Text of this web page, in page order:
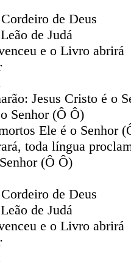
de Deus
de Judá
e o Livro abrirá
Jesus Cristo é o
Senhor (Ô Ô)
Ele é o Senhor
toda língua
(Ô Ô)
de Deus
de Judá
e o Livro abrirá